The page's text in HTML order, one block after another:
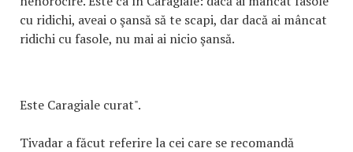
cu ridichi, aveai o şansă să te scapi, dar dacă ai mâncat
ridichi cu fasole, nu mai ai nicio şansă.
Este Caragiale curat".
Tivadar a făcut referire la cei care se recomandă